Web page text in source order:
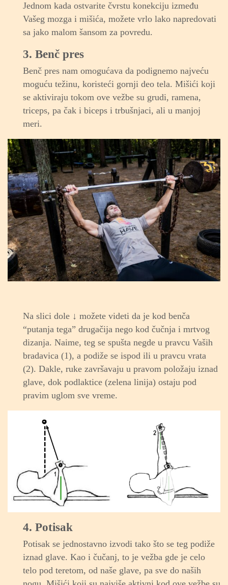
Jednom kada ostvarite čvrstu konekciju između
Vašeg mozga i mišića, možete vrlo lako napredovati
sa jako malom šansom za povredu.
3. Benč pres
Benč pres nam omogućava da podignemo najveću
moguću težinu, koristeći gornji deo tela. Mišići koji
se aktiviraju tokom ove vežbe su grudi, ramena,
triceps, pa čak i biceps i trbušnjaci, ali u manjoj
meri.
Na slici dole ↓ možete videti da je kod benča
“putanja tega” drugačija nego kod čučnja i mrtvog
dizanja. Naime, teg se spušta negde u pravcu Vaših
bradavica (1), a podiže se ispod ili u pravcu vrata
(2). Dakle, ruke završavaju u pravom položaju iznad
glave, dok podlaktice (zelena linija) ostaju pod
pravim uglom sve vreme.
4. Potisak
Potisak se jednostavno izvodi tako što se teg podiže
iznad glave. Kao i čučanj, to je vežba gde je celo
telo pod teretom, od naše glave, pa sve do naših